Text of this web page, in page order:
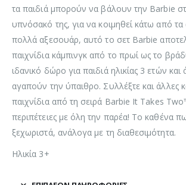
τα παιδιά μπορούν να βάλουν την Barbie
υπνόσακό της, για να κοιμηθεί κάτω από
πολλά αξεσουάρ, αυτό το σετ Barbie
παιχνίδια κάμπινγκ από το πρωί ως το
ιδανικό δώρο για παιδιά ηλικίας 3 ετών
αγαπούν την ύπαιθρο. Συλλέξτε και άλλες
παιχνίδια από τη σειρά Barbie It Takes
περιπέτειες με όλη την παρέα! Το καθένα
ξεχωριστά, ανάλογα με τη διαθεσιμότητα.
Ηλικία 3+